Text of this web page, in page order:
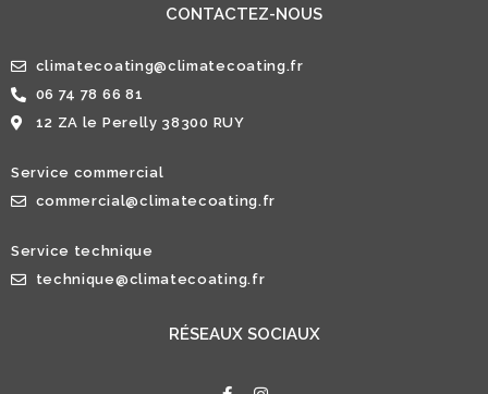
CONTACTEZ-NOUS
climatecoating@climatecoating.fr
06 74 78 66 81
12 ZA le Perelly 38300 RUY
Service commercial
commercial@climatecoating.fr
Service technique
technique@climatecoating.fr
RÉSEAUX SOCIAUX